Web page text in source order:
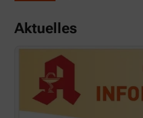
Aktuelles